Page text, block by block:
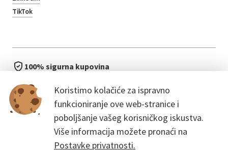
Koristimo kolačiće za ispravno
funkcioniranje ove web-stranice i
poboljšanje vašeg korisničkog iskustva.
Više informacija možete pronaći na
Postavke privatnosti.
TikTok
100% sigurna kupovina
bez čekanja u redu